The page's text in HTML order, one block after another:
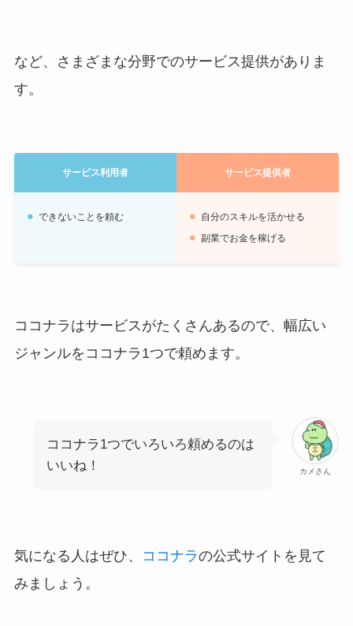
など、さまざまな分野でのサービス提供がありま
す。
サービス利用者 サービス提供者
できないことを頼む
自分のスキルを活かせる
副業でお金を稼げる
ココナラはサービスがたくさんあるので、幅広い
ジャンルをココナラ1つで頼めます。
カメさん
ココナラ1つでいろいろ頼めるのは
いいね！
気になる人はぜひ、 ココナラの公式サイトを見て
みましょう。